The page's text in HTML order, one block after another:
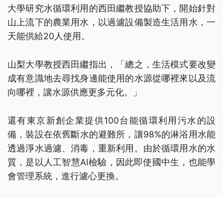
大學研究水循環利用的西田繼教授協助下，開始針對
山上流下的農業用水，以過濾設備製造生活用水，一
天能供給20人使用。
山梨大學教授西田繼指出，「總之，生活模式要改變
成有意識地去尋找身邊能使用的水源從哪裡來以及流
向哪裡，讓水源供應更多元化。」
還有東京新創企業提供100台能循環利用污水的設
備，裝設在依舊斷水的避難所，讓98%的淋浴用水能
透過淨水過濾、消毒，重新利用。由於循環用水的水
質，是以人工智慧AI檢驗，因此即使國中生，也能學
會管理系統，進行濾心更換。